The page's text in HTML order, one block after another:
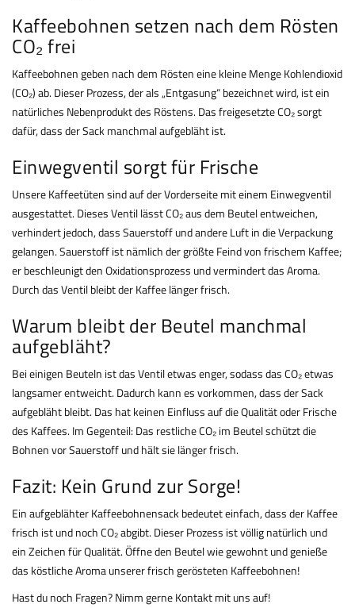
Kaffeebohnen setzen nach dem Rösten
CO₂ frei
Kaffeebohnen geben nach dem Rösten eine kleine Menge Kohlendioxid
(CO₂) ab. Dieser Prozess, der als „Entgasung“ bezeichnet wird, ist ein
natürliches Nebenprodukt des Röstens. Das freigesetzte CO₂ sorgt
dafür, dass der Sack manchmal aufgebläht ist.
Einwegventil sorgt für Frische
Unsere Kaffeetüten sind auf der Vorderseite mit einem Einwegventil
ausgestattet. Dieses Ventil lässt CO₂ aus dem Beutel entweichen,
verhindert jedoch, dass Sauerstoff und andere Luft in die Verpackung
gelangen. Sauerstoff ist nämlich der größte Feind von frischem Kaffee;
er beschleunigt den Oxidationsprozess und vermindert das Aroma.
Durch das Ventil bleibt der Kaffee länger frisch.
Warum bleibt der Beutel manchmal
aufgebläht?
Bei einigen Beuteln ist das Ventil etwas enger, sodass das CO₂ etwas
langsamer entweicht. Dadurch kann es vorkommen, dass der Sack
aufgebläht bleibt. Das hat keinen Einfluss auf die Qualität oder Frische
des Kaffees. Im Gegenteil: Das restliche CO₂ im Beutel schützt die
Bohnen vor Sauerstoff und hält sie länger frisch.
Fazit: Kein Grund zur Sorge!
Ein aufgeblähter Kaffeebohnensack bedeutet einfach, dass der Kaffee
frisch ist und noch CO₂ abgibt. Dieser Prozess ist völlig natürlich und
ein Zeichen für Qualität. Öffne den Beutel wie gewohnt und genieße
das köstliche Aroma unserer frisch gerösteten Kaffeebohnen!
Hast du noch Fragen? Nimm gerne Kontakt mit uns auf!